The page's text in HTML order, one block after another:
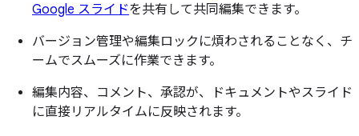
Google スライドを共有して共同編集できます。
バージョン管理や編集ロックに煩わされることなく、チ
ームでスムーズに作業できます。
編集内容、コメント、承認が、ドキュメントやスライド
に直接リアルタイムに反映されます。